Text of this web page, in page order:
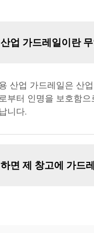
업 가드레일이란
산업 가드레일은 산
부터 인명을 보호함
니다.
면 제 창고에 가드